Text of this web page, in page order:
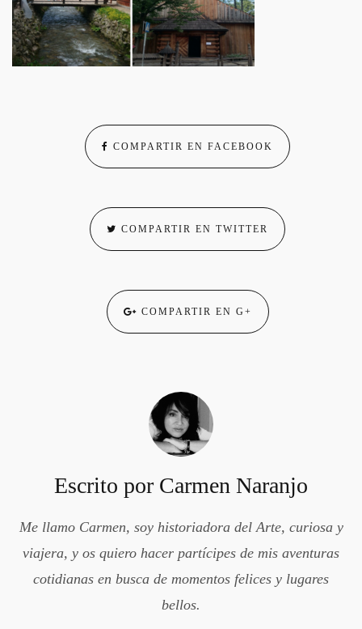
COMPARTIR EN FACEBOOK
COMPARTIR EN TWITTER
COMPARTIR EN G+
Escrito por Carmen Naranjo
Me llamo Carmen, soy historiadora del Arte, curiosa y
viajera, y os quiero hacer partícipes de mis aventuras
cotidianas en busca de momentos felices y lugares
bellos.